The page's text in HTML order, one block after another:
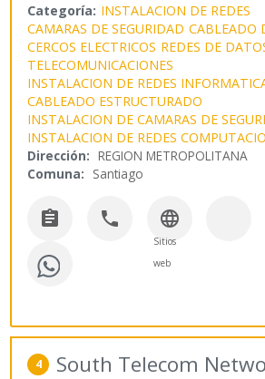
Categoría: INSTALACION DE REDES
CAMARAS DE SEGURIDAD CABLEADO
CERCOS ELECTRICOS REDES DE
TELECOMUNICACIONES
INSTALACION DE REDES
CABLEADO ESTRUCTURADO
INSTALACION DE CAMARAS DE
INSTALACION DE REDES
Dirección: REGION METROPOLITANA
Comuna: Santiago
  
Sitios
web
4 South Telecom